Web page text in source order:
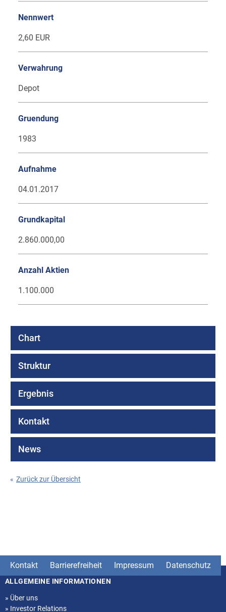
Nennwert
2,60 EUR
Verwahrung
Depot
Gruendung
1983
Aufnahme
04.01.2017
Grundkapital
2.860.000,00
Anzahl Aktien
1.100.000
Chart
Struktur
Ergebnis
Kontakt
News
« Zurück zur Übersicht
Kontakt Barrierefreiheit Impressum Datenschutz
Seitenstruktur
ALLGEMEINE INFORMATIONEN
» Über uns
» Investor Relations